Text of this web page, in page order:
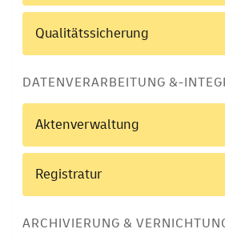
Qualitätssicherung
DATENVERARBEITUNG &-
Aktenverwaltung
Registratur
ARCHIVIERUNG &